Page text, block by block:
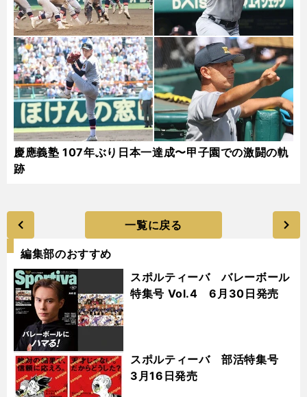
慶應義塾 107年ぶり日本一達成〜甲子園での激闘の軌
跡
一覧に戻る
編集部のおすすめ
スポルティーバ バレーボール
特集号 Vol.4 6月30日発売
スポルティーバ 部活特集号
3月16日発売